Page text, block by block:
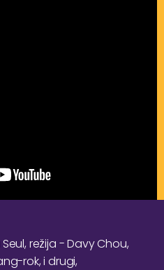
režija - Davy Chou,
rok, i drugi,